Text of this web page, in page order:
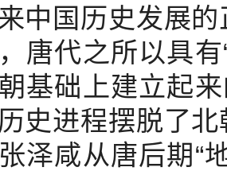
中国历史发展
唐代之所以具
基础上建立起
史进程摆脱了
泽咸从唐后期“